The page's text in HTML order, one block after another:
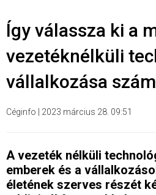
Így válassza ki a
vezetéknélküli
vállalkozása
Céginfo 2023 március 28. 09:51
A vezeték nélküli
emberek és a
életének szerves részét